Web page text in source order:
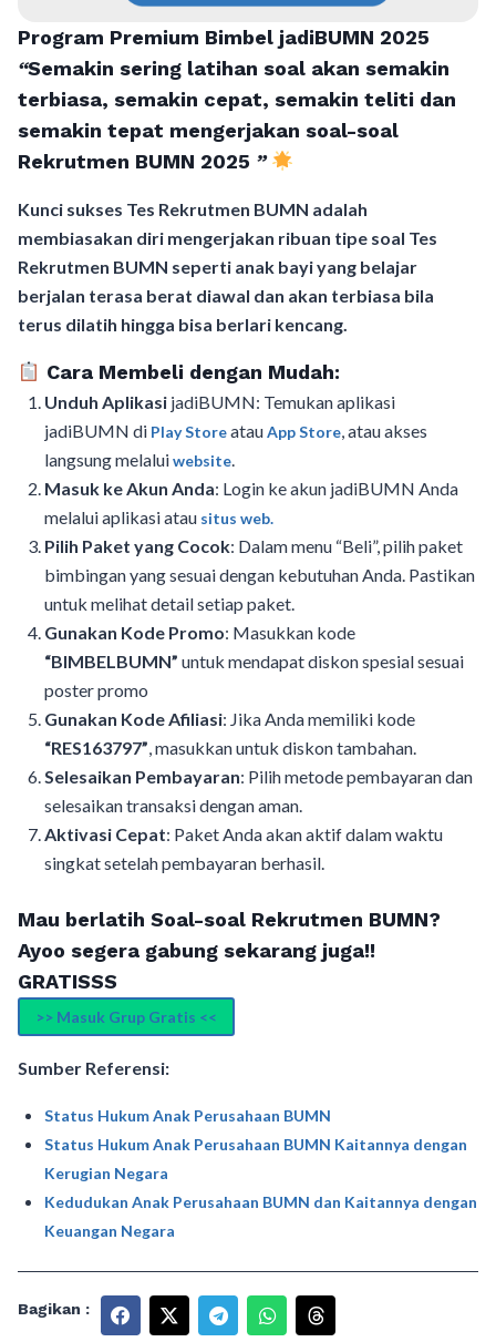
Program Premium Bimbel jadiBUMN 2025
“Semakin sering latihan soal akan semakin
terbiasa, semakin cepat, semakin teliti dan
semakin tepat mengerjakan soal-soal
Rekrutmen BUMN 2025 ”
Kunci sukses Tes Rekrutmen BUMN adalah
membiasakan diri mengerjakan ribuan tipe soal Tes
Rekrutmen BUMN seperti anak bayi yang belajar
berjalan terasa berat diawal dan akan terbiasa bila
terus dilatih hingga bisa berlari kencang.
Cara Membeli dengan Mudah:
Unduh Aplikasi jadiBUMN: Temukan aplikasi
jadiBUMN di Play StoreatauApp Store, atau akses
langsung melaluiwebsite.
Masuk ke Akun Anda: Login ke akun jadiBUMN Anda
melalui aplikasi atau situs web.
Pilih Paket yang Cocok: Dalam menu “Beli”, pilih paket
bimbingan yang sesuai dengan kebutuhan Anda. Pastikan
untuk melihat detail setiap paket.
Gunakan Kode Promo: Masukkan kode
“BIMBELBUMN” untuk mendapat diskon spesial sesuai
poster promo
Gunakan Kode Afiliasi: Jika Anda memiliki kode
“RES163797”, masukkan untuk diskon tambahan.
Selesaikan Pembayaran: Pilih metode pembayaran dan
selesaikan transaksi dengan aman.
Aktivasi Cepat: Paket Anda akan aktif dalam waktu
singkat setelah pembayaran berhasil.
Mau berlatih Soal-soal Rekrutmen BUMN?
Ayoo segera gabung sekarang juga!!
GRATISSS
>> Masuk Grup Gratis <<
Sumber Referensi:
Status Hukum Anak Perusahaan BUMN
Status Hukum Anak Perusahaan BUMN Kaitannya dengan
Kerugian Negara
Kedudukan Anak Perusahaan BUMN dan Kaitannya dengan
Keuangan Negara
Bagikan :